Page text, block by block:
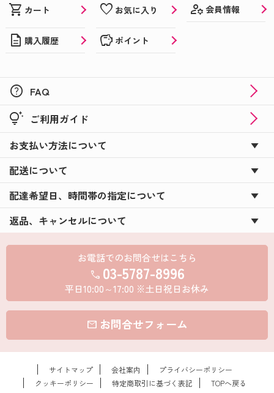
shopping_cart カート favorite お気に入り manage_accounts 会員情報
description 購入履歴 savings ポイント
help FAQ
tips_and_updates ご利用ガイド
お支払い方法について
配送について
配達希望日、時間帯の指定について
返品、キャンセルについて
お電話でのお問合せはこちら
call 03-5787-8996
平日10:00～17:00 ※土日祝日お休み
mail お問合せフォーム
サイトマップ 会社案内
プライバシーポリシー
クッキーポリシー
特定商取引に基づく表記 TOPへ戻る